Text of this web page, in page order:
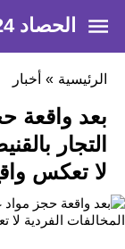
الحصاد 24
الرئيسية » أخبار
بعد واقعة
التجار
لا تعكس